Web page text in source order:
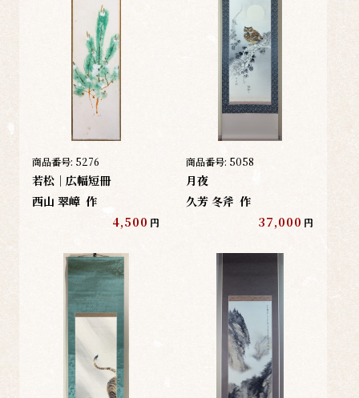
商品番号: 5276
若松｜広幅短冊
西山 翠嶂 作
4,500 円
商品番号: 5058
月夜
久芳 冬斧 作
37,000 円